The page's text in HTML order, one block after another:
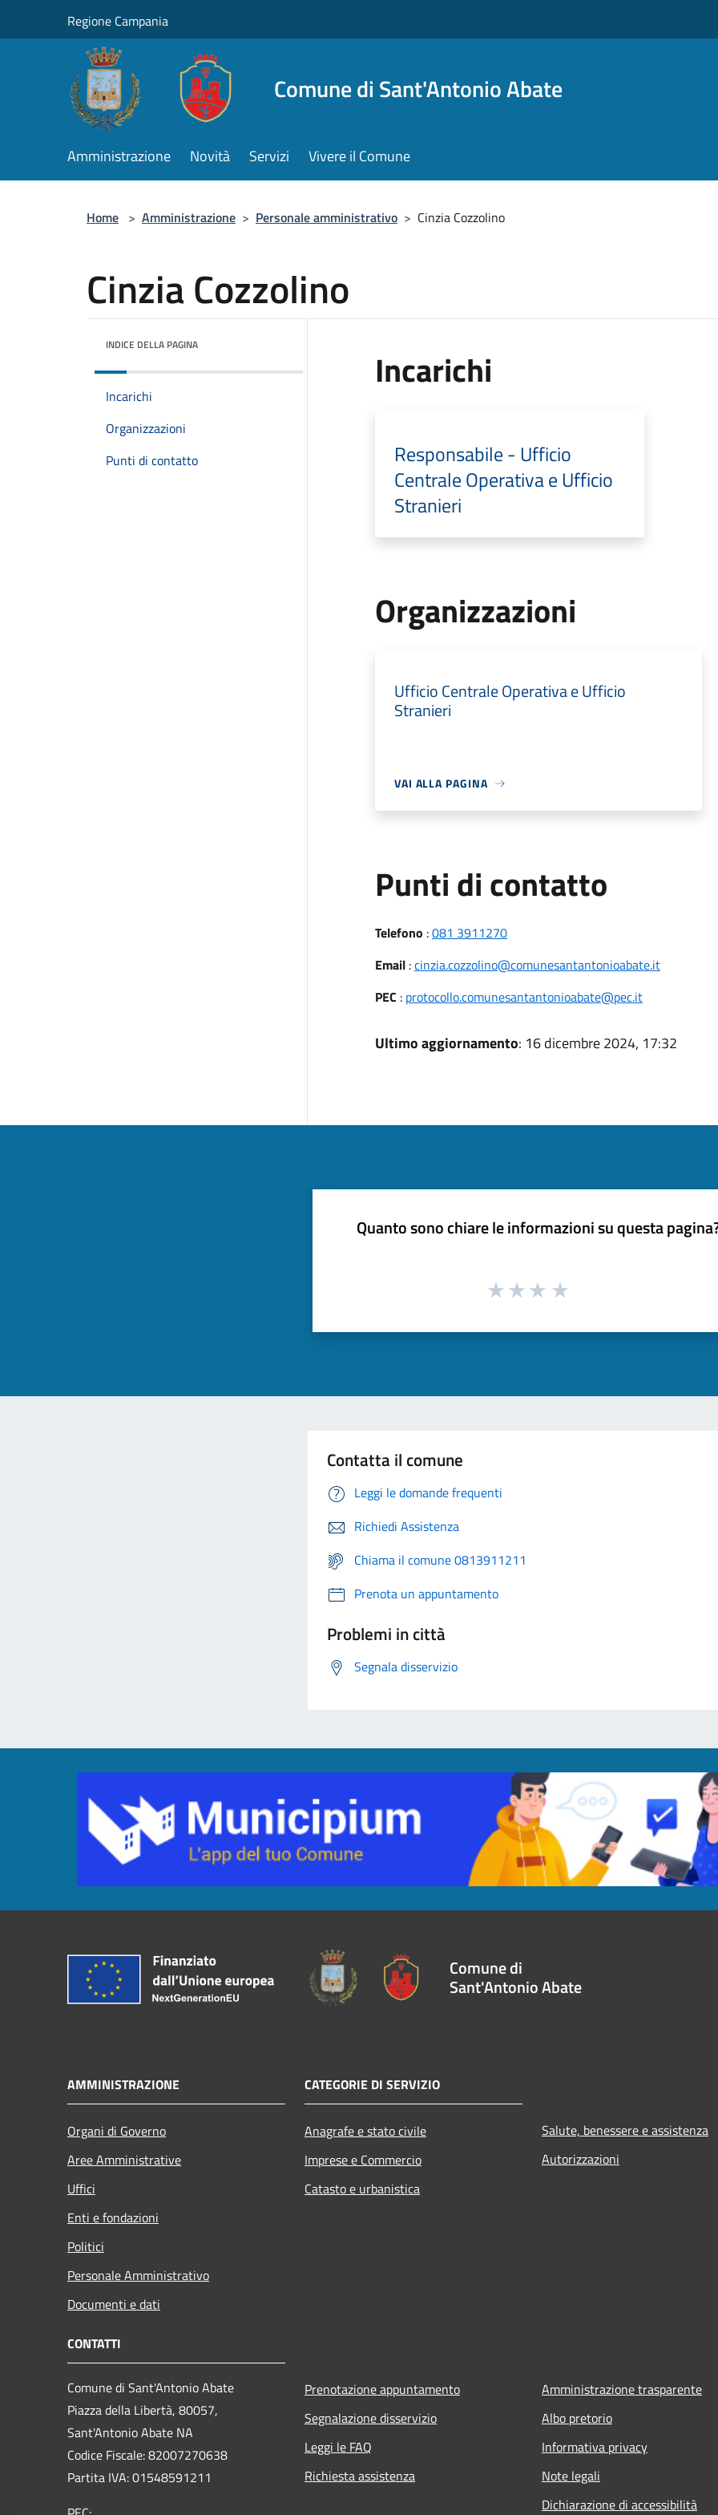
Regione Campania
Comune di Sant'Antonio Abate
Amministrazione Novità Servizi Vivere il Comune
Home > Amministrazione > Personale amministrativo > Cinzia Cozzolino
Cinzia Cozzolino
INDICE DELLA PAGINA
Incarichi
Organizzazioni
Punti di contatto
Incarichi
Responsabile - Ufficio
Centrale Operativa e Ufficio
Stranieri
Organizzazioni
Ufficio Centrale Operativa e Ufficio
Stranieri
VAI ALLA PAGINA
Punti di contatto
Telefono :081 3911270
Email:cinzia.cozzolino@comunesantantonioabate.it
PEC : protocollo.comunesantantonioabate@pec.it
Ultimo aggiornamento: 16 dicembre 2024, 17:32
Quanto sono chiare le informazioni su questa
Contatta il comune
Leggi le domande frequenti
Richiedi Assistenza
Chiama il comune 0813911211
Prenota un appuntamento
Problemi in città
Segnala disservizio
Comune di
Sant'Antonio Abate
AMMINISTRAZIONE
Organi di Governo
Aree Amministrative
Uffici
Enti e fondazioni
Politici
Personale Amministrativo
Documenti e dati
CATEGORIE DI SERVIZIO
Anagrafe e stato civile
Imprese e Commercio
Catasto e urbanistica
Salute, benessere e assistenza
Autorizzazioni
CONTATTI
Comune di Sant'Antonio Abate
Piazza della Libertà, 80057,
Sant'Antonio Abate NA
Codice Fiscale: 82007270638
Partita IVA: 01548591211
Prenotazione appuntamento
Segnalazione disservizio
Leggi le FAQ
Richiesta assistenza
Amministrazione trasparente
Albo pretorio
Informativa privacy
Note legali
Dichiarazione di accessibilità